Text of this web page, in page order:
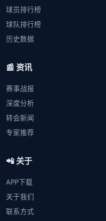
球员排行榜
球队排行榜
历史数据
📰 资讯
赛事战报
深度分析
转会新闻
专家推荐
📲 关于
APP下载
关于我们
联系方式